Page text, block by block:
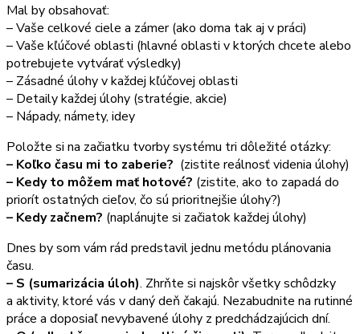
Mal by obsahovať:
– Vaše celkové ciele a zámer (ako doma tak aj v práci)
– Vaše kľúčové oblasti (hlavné oblasti v ktorých chcete alebo
potrebujete vytvárať výsledky)
– Zásadné úlohy v každej kľúčovej oblasti
– Detaily každej úlohy (stratégie, akcie)
– Nápady, námety, idey
Položte si na začiatku tvorby systému tri dôležité otázky:
– Koľko času mi to zaberie? (zistite reálnosť videnia úlohy)
– Kedy to môžem mať hotové? (zistite, ako to zapadá do
priorít ostatných cieľov, čo sú prioritnejšie úlohy?)
– Kedy začnem? (naplánujte si začiatok každej úlohy)
Dnes by som vám rád predstavil jednu metódu plánovania
času.
– S (sumarizácia úloh). Zhrňte si najskôr všetky schôdzky
a aktivity, ktoré vás v daný deň čakajú. Nezabudnite na rutinné
práce a doposiaľ nevybavené úlohy z predchádzajúcich dní.